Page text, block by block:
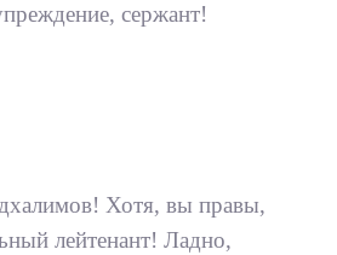
сержант!
Хотя, вы правы,
лейтенант! Ладно,